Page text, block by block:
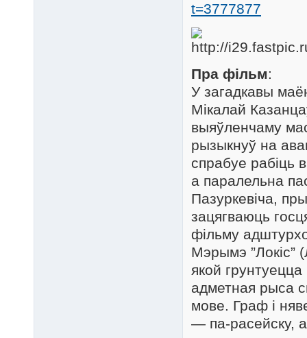
t=3777877
Пра фільм:
У загадкавы
Мікалай
выяўленчаму
рызыкнуў на
спрабуе рабіць
а паралельна
Пазуркевіча,
зацягваюць
фільму
Мэрымэ ”Локіс”
якой
адметная рыса
мове. Граф і
— па-расейску,